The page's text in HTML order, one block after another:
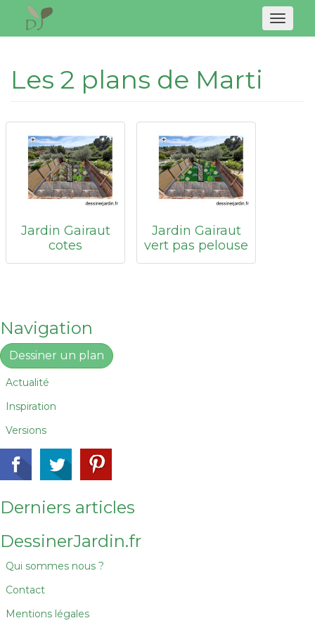
Les 2 plans de Marti
Jardin Gairaut
cotes
Jardin Gairaut
vert pas pelouse
Navigation
Dessiner un plan
Actualité
Inspiration
Versions
Derniers articles
DessinerJardin.fr
Qui sommes nous ?
Contact
Mentions légales